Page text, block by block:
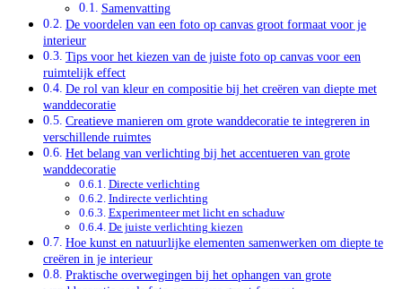
Samenvatting
De voordelen van een foto op canvas groot formaat voor je
interieur
Tips voor het kiezen van de juiste foto op canvas voor een
ruimtelijk effect
De rol van kleur en compositie bij het creëren van diepte met
wanddecoratie
Creatieve manieren om grote wanddecoratie te integreren in
verschillende ruimtes
Het belang van verlichting bij het accentueren van grote
wanddecoratie
Directe verlichting
Indirecte verlichting
Experimenteer met licht en schaduw
De juiste verlichting kiezen
Hoe kunst en natuurlijke elementen samenwerken om diepte te
creëren in je interieur
Praktische overwegingen bij het ophangen van grote